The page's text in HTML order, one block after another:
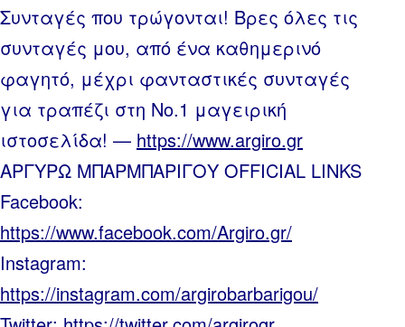
Συνταγές που τρώγονται! Βρες όλες τις
συνταγές μου, από ένα καθημερινό
φαγητό, μέχρι φανταστικές συνταγές
για τραπέζι στη Νο.1 μαγειρική
ιστοσελίδα! — https://www.argiro.gr
ΑΡΓΥΡΩ ΜΠΑΡΜΠΑΡΙΓΟΥ OFFICIAL LINKS
Facebook:
https://www.facebook.com/Argiro.gr/
Instagram:
https://instagram.com/argirobarbarigou/